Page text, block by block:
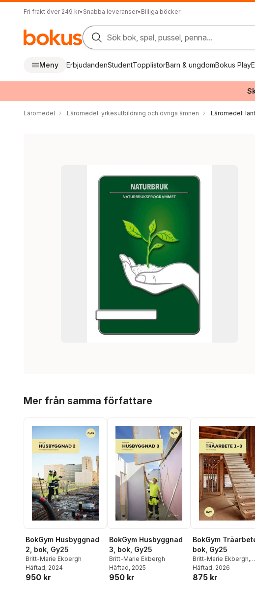
Fri frakt över 249 kr• Snabba leveranser• Billiga böcker
Sök bok, spel, pussel, penna...
Meny ErbjudandenStudentTopplistorBarn & ungdomBokus Play
Läromedel Läromedel: yrkesutbildning och övriga ämnen Läromedel:
Mer från samma författare
BokGym Husbyggnad
2, bok, Gy25
Britt-Marie Ekbergh
Häftad, 2024
950 kr
BokGym Husbyggnad
3, bok, Gy25
Britt-Marie Ekbergh
Häftad, 2025
950 kr
BokGym
bok, Gy25
Britt-Marie Ekbergh,
Rickard Andersson
Häftad, 2026
875 kr